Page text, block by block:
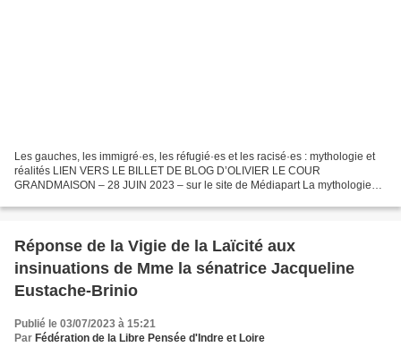
Les gauches, les immigré·es, les réfugié·es et les racisé·es : mythologie et
réalités LIEN VERS LE BILLET DE BLOG D’OLIVIER LE COUR
GRANDMAISON – 28 JUIN 2023 – sur le site de Médiapart La mythologie
Réponse de la Vigie de la Laïcité aux
insinuations de Mme la sénatrice Jacqueline
Eustache-Brinio
Publié le 03/07/2023 à 15:21
Par Fédération de la Libre Pensée d'Indre et Loire